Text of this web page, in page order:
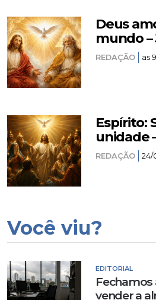
Deus
mundo –
REDAÇÃO as
Espírito:
unidade
REDAÇÃO 24/
Você viu?
EDITORIAL
Fechamos
vender a